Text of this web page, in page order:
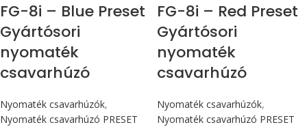
FG-8i – Blue Preset
Gyártósori
nyomaték
csavarhúzó
Nyomaték csavarhúzók,
Nyomaték csavarhúzó PRESET
FG-8i – Red Preset
Gyártósori
nyomaték
csavarhúzó
Nyomaték csavarhúzók,
Nyomaték csavarhúzó PRESET